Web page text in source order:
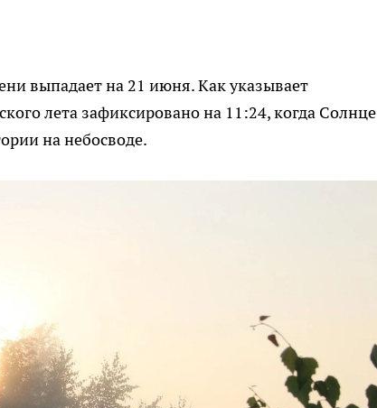
выпадает на 21 июня. Как указывает
лета зафиксировано на 11:24, когда Солнце
на небосводе.